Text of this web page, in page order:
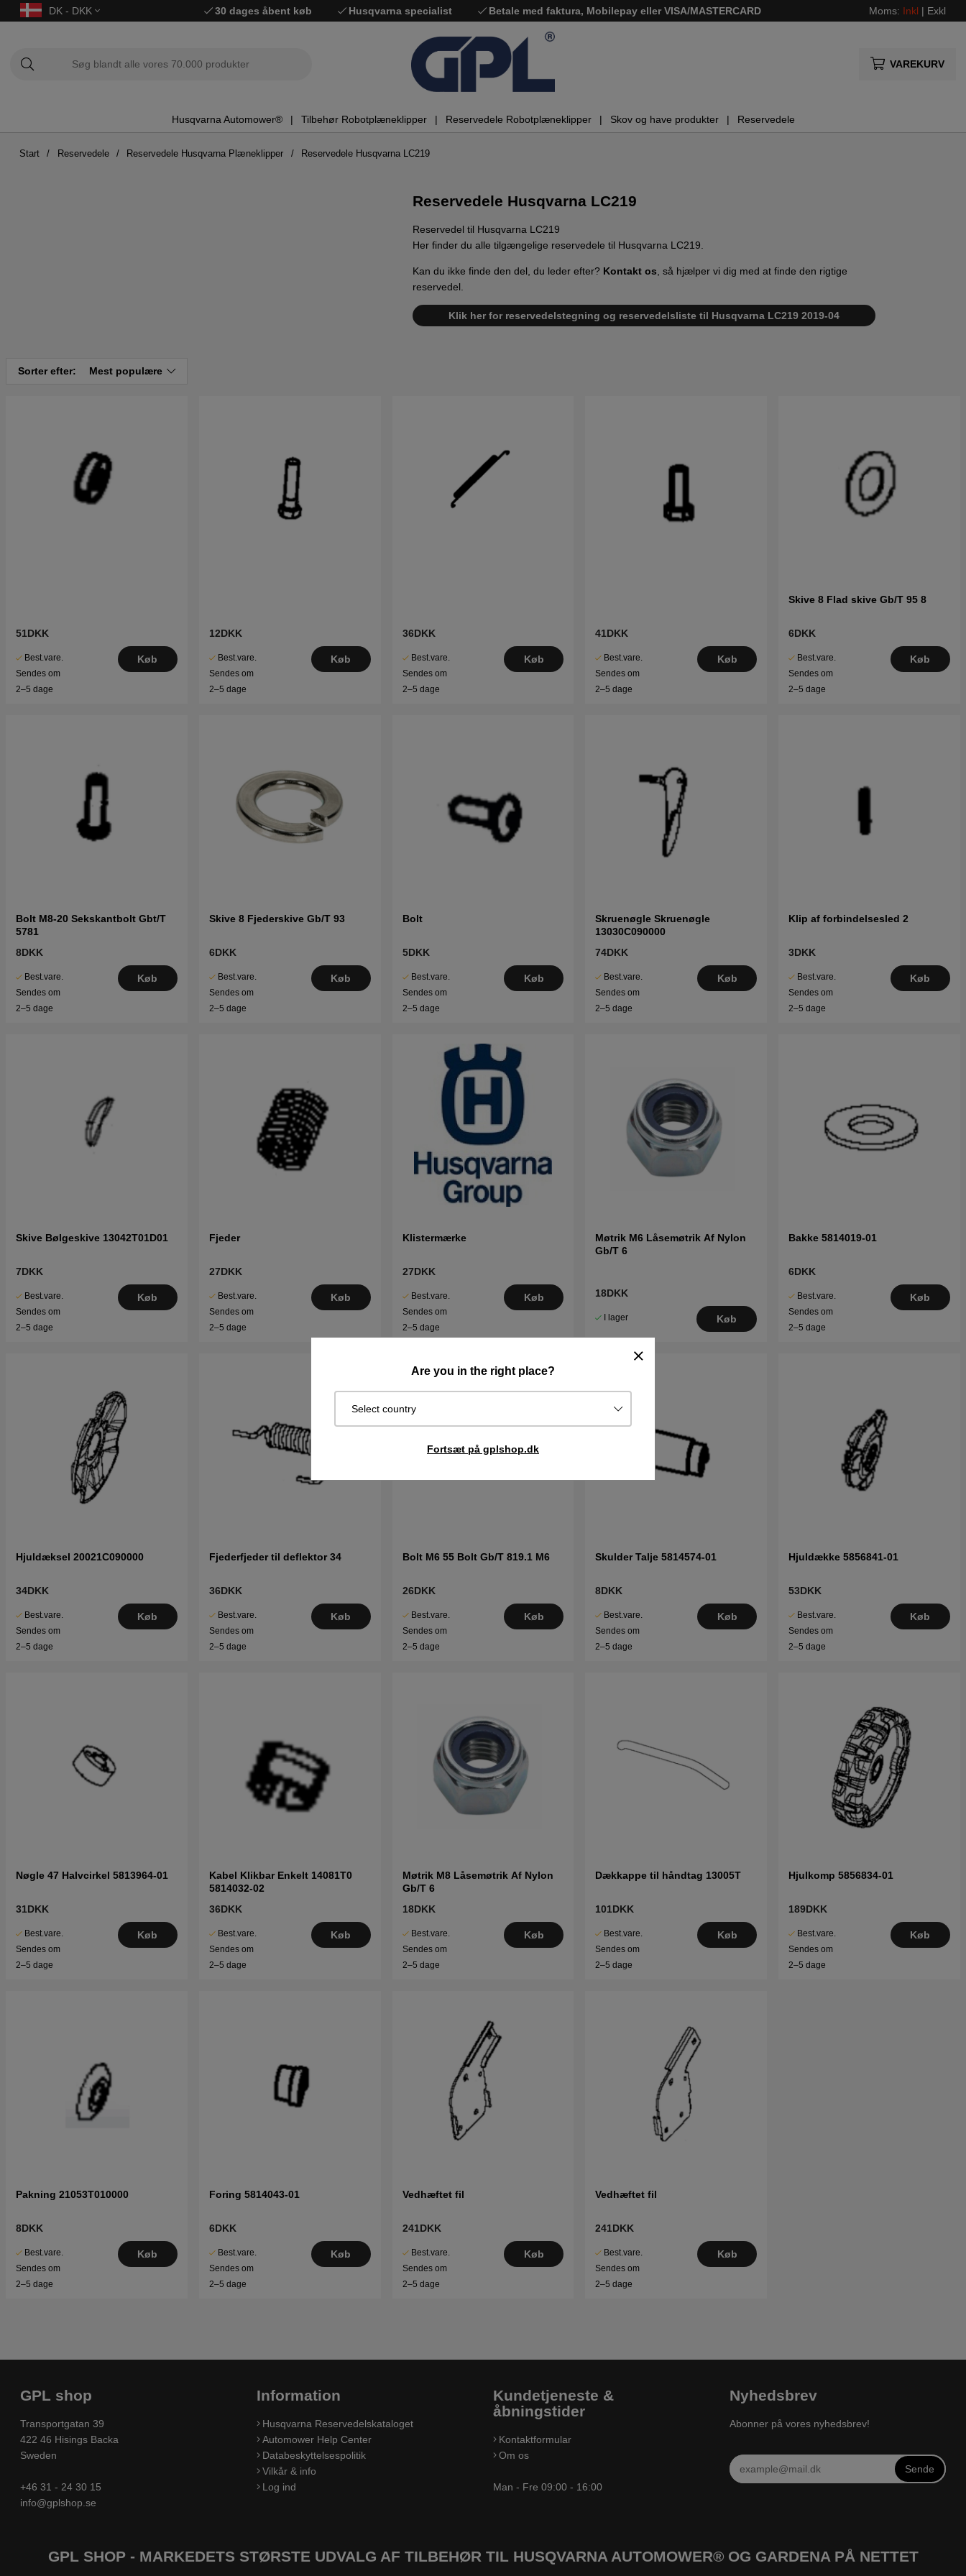
DK - DKK 30 dages åbent køb Husqvarna specialist Betale med faktura, Mobilepay eller VISA/MASTERCARD Moms: Inkl | Exkl
VAREKURV
Husqvarna Automower® Tilbehør Robotplæneklipper Reservedele Robotplæneklipper Skov og have produkter Reservedele
Are you in the right place?
Select country
Fortsæt på gplshop.dk
Start Reservedele Reservedele Husqvarna Plæneklipper Reservedele Husqvarna LC219
Reservedele Husqvarna LC219
Reservedel til Husqvarna LC219
Her finder du alle tilgængelige reservedele til Husqvarna LC219.
Kan du ikke finde den del, du leder efter? Kontakt os, så hjælper vi dig med at finde den rigtige
reservedel.
Klik her for reservedelstegning og reservedelsliste til Husqvarna LC219 2019-04
Sorter efter: Mest populære
51DKK
Best.vare.
Sendes om
2–5 dage
Køb
12DKK
Best.vare.
Sendes om
2–5 dage
Køb
36DKK
Best.vare.
Sendes om
2–5 dage
Køb
41DKK
Best.vare.
Sendes om
2–5 dage
Køb
Skive 8 Flad skive Gb/T 95 8
6DKK
Best.vare.
Sendes om
2–5 dage
Køb
Bolt M8-20 Sekskantbolt Gbt/T
5781
8DKK
Best.vare.
Sendes om
2–5 dage
Køb
Skive 8 Fjederskive Gb/T 93
6DKK
Best.vare.
Sendes om
2–5 dage
Køb
Bolt
5DKK
Best.vare.
Sendes om
2–5 dage
Køb
Skruenøgle Skruenøgle
13030C090000
74DKK
Best.vare.
Sendes om
2–5 dage
Køb
Klip af forbindelsesled 2
3DKK
Best.vare.
Sendes om
2–5 dage
Køb
Skive Bølgeskive 13042T01D01
7DKK
Best.vare.
Sendes om
2–5 dage
Køb
Fjeder
27DKK
Best.vare.
Sendes om
2–5 dage
Køb
Klistermærke
27DKK
Best.vare.
Sendes om
2–5 dage
Køb
Møtrik M6 Låsemøtrik Af Nylon
Gb/T 6
18DKK
I lager Køb
Bakke 5814019-01
6DKK
Best.vare.
Sendes om
2–5 dage
Køb
Hjuldæksel 20021C090000
34DKK
Best.vare.
Sendes om
2–5 dage
Køb
Fjederfjeder til deflektor 34
36DKK
Best.vare.
Sendes om
2–5 dage
Køb
Bolt M6 55 Bolt Gb/T 819.1 M6
26DKK
Best.vare.
Sendes om
2–5 dage
Køb
Skulder Talje 5814574-01
8DKK
Best.vare.
Sendes om
2–5 dage
Køb
Hjuldække 5856841-01
53DKK
Best.vare.
Sendes om
2–5 dage
Køb
Nøgle 47 Halvcirkel 5813964-01
31DKK
Best.vare.
Sendes om
2–5 dage
Køb
Kabel Klikbar Enkelt 14081T0
5814032-02
36DKK
Best.vare.
Sendes om
2–5 dage
Køb
Møtrik M8 Låsemøtrik Af Nylon
Gb/T 6
18DKK
Best.vare.
Sendes om
2–5 dage
Køb
Dækkappe til håndtag 13005T
101DKK
Best.vare.
Sendes om
2–5 dage
Køb
Hjulkomp 5856834-01
189DKK
Best.vare.
Sendes om
2–5 dage
Køb
Pakning 21053T010000
8DKK
Best.vare.
Sendes om
2–5 dage
Køb
Foring 5814043-01
6DKK
Best.vare.
Sendes om
2–5 dage
Køb
Vedhæftet fil
241DKK
Best.vare.
Sendes om
2–5 dage
Køb
Vedhæftet fil
241DKK
Best.vare.
Sendes om
2–5 dage
Køb
GPL shop
Transportgatan 39
422 46 Hisings Backa
Sweden
+46 31 - 24 30 15
info@gplshop.se
Information
Husqvarna Reservedelskataloget
Automower Help Center
Databeskyttelsespolitik
Vilkår & info
Log ind
Kundetjeneste &
åbningstider
Kontaktformular
Om os
Man - Fre 09:00 - 16:00
Nyhedsbrev
Abonner på vores nyhedsbrev!
Sende
GPL SHOP - MARKEDETS STØRSTE UDVALG AF TILBEHØR TIL HUSQVARNA AUTOMOWER® OG GARDENA PÅ NETTET